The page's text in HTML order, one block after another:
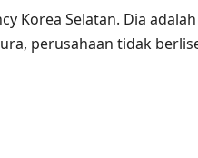
Korea Selatan. Dia
perusahaan tidak